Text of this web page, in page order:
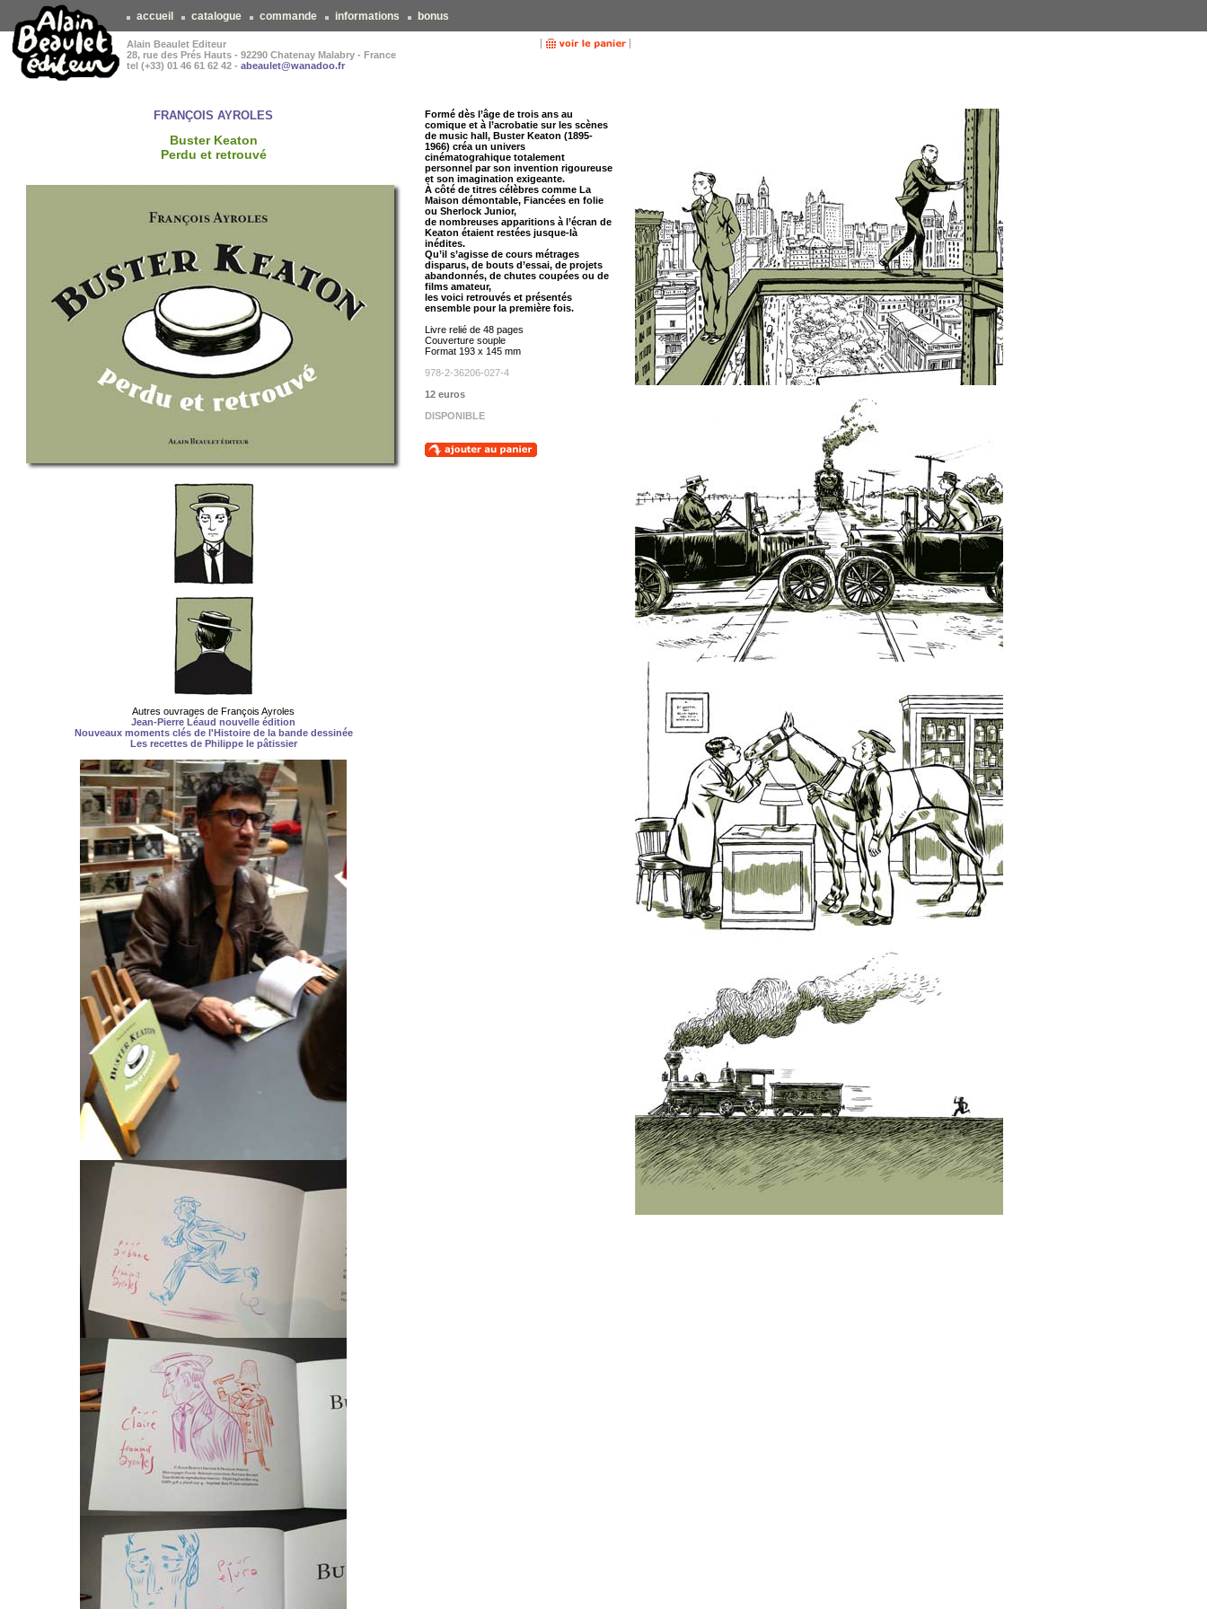
accueil catalogue commande informations bonus
Alain Beaulet Editeur
28, rue des Prés Hauts - 92290 Chatenay Malabry - France
tel (+33) 01 46 61 62 42 - abeaulet@wanadoo.fr
FRANÇOIS AYROLES
Buster Keaton
Perdu et retrouvé
Autres ouvrages de François Ayroles
Jean-Pierre Léaud nouvelle édition
Nouveaux moments clés de l'Histoire de la bande dessinée
Les recettes de Philippe le pâtissier
Formé dès l’âge de trois ans au
comique et à l’acrobatie sur les scènes
de music hall, Buster Keaton (1895-
1966) créa un univers
cinématograhique totalement
personnel par son invention rigoureuse
et son imagination exigeante.
À côté de titres célèbres comme La
Maison démontable, Fiancées en folie
ou Sherlock Junior,
de nombreuses apparitions à l’écran de
Keaton étaient restées jusque-là
inédites.
Qu’il s’agisse de cours métrages
disparus, de bouts d’essai, de projets
abandonnés, de chutes coupées ou de
films amateur,
les voici retrouvés et présentés
ensemble pour la première fois.
Livre relié de 48 pages
Couverture souple
Format 193 x 145 mm
978-2-36206-027-4
12 euros
DISPONIBLE